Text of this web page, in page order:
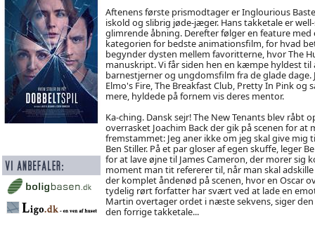
Aftenens første prismodtager er Inglourious
iskold og slibrig jøde-jæger. Hans takketale er
glimrende åbning. Derefter følger en feature
kategorien for bedste animationsfilm, for hvad
begynder dysten mellem favoritterne, hvor The
manuskript. Vi får siden hen en kæmpe hyldest til
barnestjerner og ungdomsfilm fra de glade
Elmo's Fire, The Breakfast Club, Pretty In Pink
mere, hyldede på fornem vis deres mentor.
Ka-ching. Dansk sejr! The New Tenants blev
overrasket Joachim Back der gik på scenen for
fremstammet: Jeg aner ikke om jeg skal give mig
Ben Stiller. På et par gloser af egen skuffe, leger
for at lave øjne til James Cameron, der morer
moment man tit refererer til, når man skal
der komplet åndenød på scenen, hvor en Oscar
tydelig rørt forfatter har svært ved at lade en
Martin overtager ordet i næste sekvens, siger
den forrige takketale...